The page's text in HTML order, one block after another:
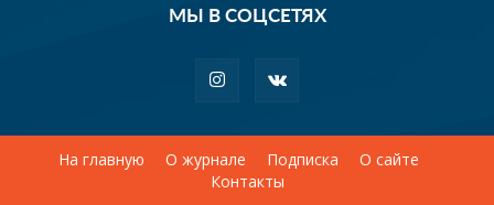
МЫ В СОЦСЕТЯХ
На главную О журнале Подписка
О сайте
Контакты